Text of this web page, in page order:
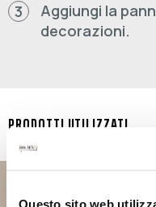
Questo sito web
3
Aggiungi la
decorazioni.
PRODOTTI UTILIZZATI